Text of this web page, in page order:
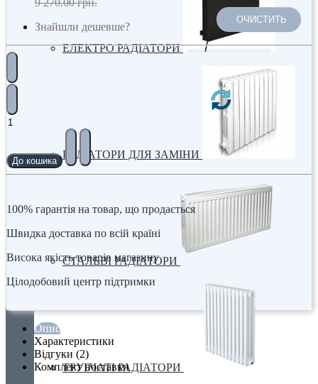
ЕЛЕКТРО РАДІАТОРИ
РАДІАТОРИ ДЛЯ ЗАМІНИ
СТАЛЕВІ РАДІАТОРИ
ТРУБЧАТІ РАДІАТОРИ
9 270.00 грн.
Знайшли дешевше?
ОЧИСТИТЬ
До кошика
100% гарантія на товар, що продається
Швидка доставка по всій країні
Висока якість товарів магазину
Цілодобовий центр підтримки
Опис
Характеристики
Відгуки (2)
Комплект поставки